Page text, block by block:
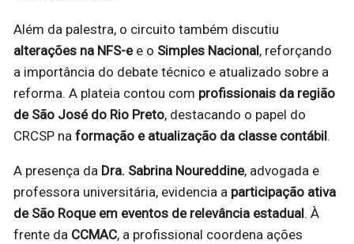
Além da palestra, o circuito também discutiu
alterações na NFS-ee o Simples Nacional, reforçando
a importância do debate técnico e atualizado sobre a
reforma. A plateia contou com profissionais da região
de São José do Rio Preto, destacando o papel do
CRCSP na formação e atualização da classe contábil.
A presença da Dra. Sabrina Noureddine, advogada e
professora universitária, evidencia a participação ativa
de São Roque em eventos de relevância estadual. À
frente da CCMAC, a profissional coordena ações